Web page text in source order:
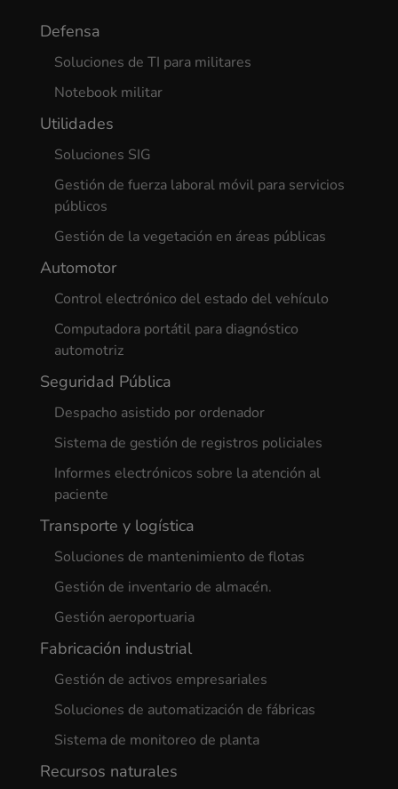
Defensa
Soluciones de TI para militares
Notebook militar
Utilidades
Soluciones SIG
Gestión de fuerza laboral móvil para servicios
públicos
Gestión de la vegetación en áreas públicas
Automotor
Control electrónico del estado del vehículo
Computadora portátil para diagnóstico
automotriz
Seguridad Pública
Despacho asistido por ordenador
Sistema de gestión de registros policiales
Informes electrónicos sobre la atención al
paciente
Transporte y logística
Soluciones de mantenimiento de flotas
Gestión de inventario de almacén.
Gestión aeroportuaria
Fabricación industrial
Gestión de activos empresariales
Soluciones de automatización de fábricas
Sistema de monitoreo de planta
Recursos naturales